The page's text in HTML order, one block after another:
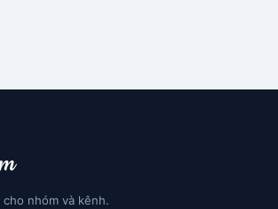
nhóm và kênh.